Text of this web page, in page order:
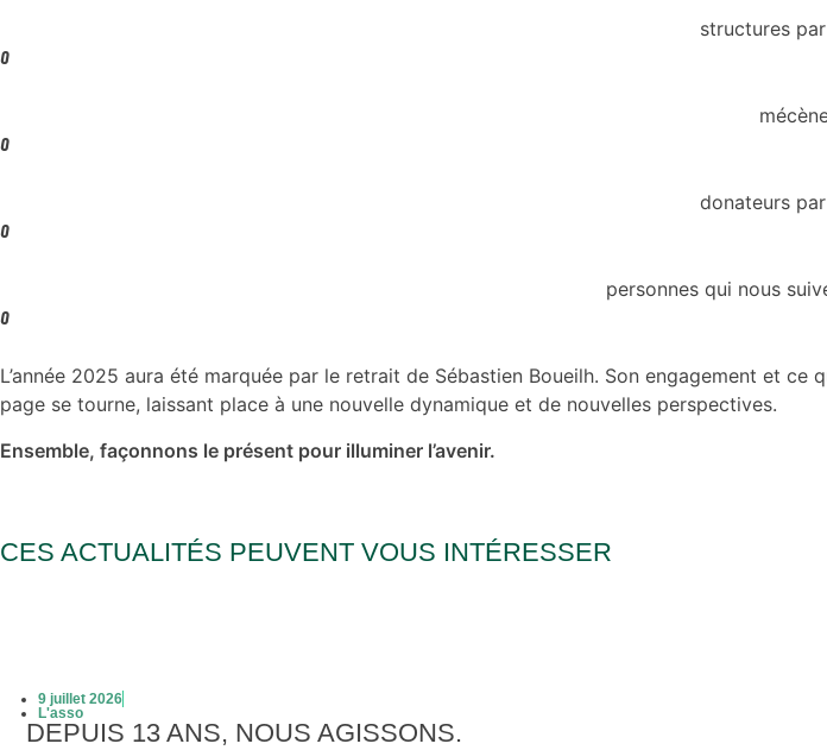
structures
0
0
donateurs
0
personnes qui nous
0
L’année 2025 aura été marquée par le retrait de Sébastien Boueilh. Son engagement et
page se tourne, laissant place à une nouvelle dynamique et de nouvelles perspectives.
Ensemble, façonnons le présent pour illuminer l’avenir.
CES ACTUALITÉS PEUVENT VOUS INTÉRESSER
9 juillet 2026
L'asso
DEPUIS 13 ANS, NOUS AGISSONS.